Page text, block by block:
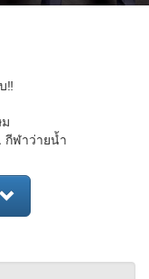
‼️
กีฬาว่ายน้ำ